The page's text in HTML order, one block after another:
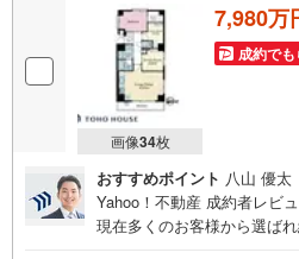
画像34枚
7,980万
成約でも
おすすめポイント 八山 優太
Yahoo！不動産 成約者レビ
現在多くのお客様から選ば